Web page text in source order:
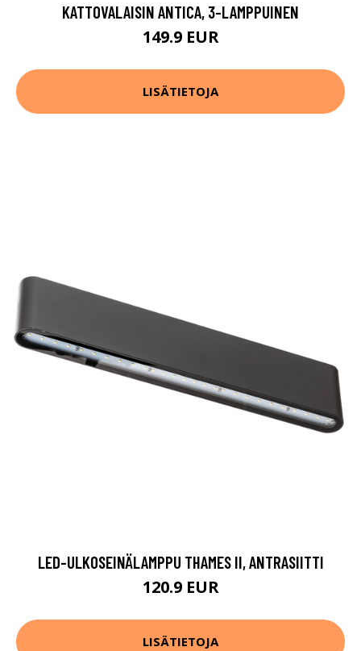
KATTOVALAISIN ANTICA, 3-LAMPPUINEN
149.9 EUR
LISÄTIETOJA
LED-ULKOSEINÄLAMPPU THAMES II, ANTRASIITTI
120.9 EUR
LISÄTIETOJA